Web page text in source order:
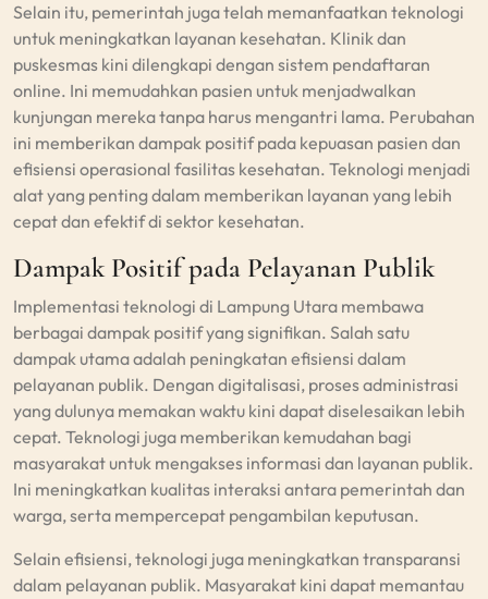
Selain itu, pemerintah juga telah memanfaatkan teknologi
untuk meningkatkan layanan kesehatan. Klinik dan
puskesmas kini dilengkapi dengan sistem pendaftaran
online. Ini memudahkan pasien untuk menjadwalkan
kunjungan mereka tanpa harus mengantri lama. Perubahan
ini memberikan dampak positif pada kepuasan pasien dan
efisiensi operasional fasilitas kesehatan. Teknologi menjadi
alat yang penting dalam memberikan layanan yang lebih
cepat dan efektif di sektor kesehatan.
Dampak Positif pada Pelayanan Publik
Implementasi teknologi di Lampung Utara membawa
berbagai dampak positif yang signifikan. Salah satu
dampak utama adalah peningkatan efisiensi dalam
pelayanan publik. Dengan digitalisasi, proses administrasi
yang dulunya memakan waktu kini dapat diselesaikan lebih
cepat. Teknologi juga memberikan kemudahan bagi
masyarakat untuk mengakses informasi dan layanan publik.
Ini meningkatkan kualitas interaksi antara pemerintah dan
warga, serta mempercepat pengambilan keputusan.
Selain efisiensi, teknologi juga meningkatkan transparansi
dalam pelayanan publik. Masyarakat kini dapat memantau